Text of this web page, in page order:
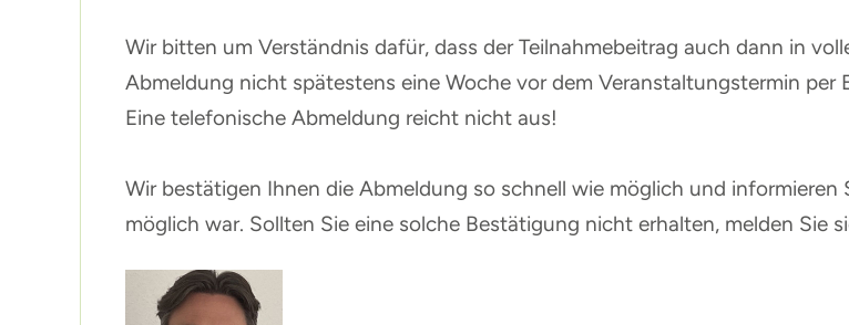
Wir bitten um Verständnis dafür, dass der Teilnahmebeitrag auch dann in
Abmeldung nicht spätestens eine Woche vor dem Veranstaltungstermin per
Eine telefonische Abmeldung reicht nicht aus!
Wir bestätigen Ihnen die Abmeldung so schnell wie möglich und
möglich war. Sollten Sie eine solche Bestätigung nicht erhalten, melden Sie